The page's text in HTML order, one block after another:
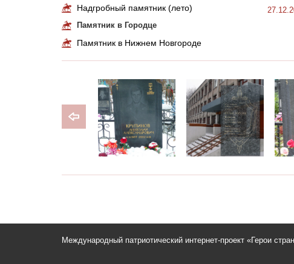
Надгробный памятник (лето)
Памятник в Городце
Памятник в Нижнем Новгороде
Международный патриотический интернет-проект «Герои